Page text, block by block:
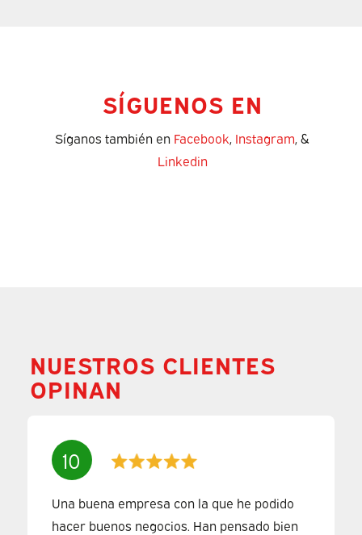
SÍGUENOS EN
Síganos también en Facebook, Instagram, &
Linkedin
NUESTROS CLIENTES
OPINAN
10
Una buena empresa con la que he podido
hacer buenos negocios. Han pensado bien